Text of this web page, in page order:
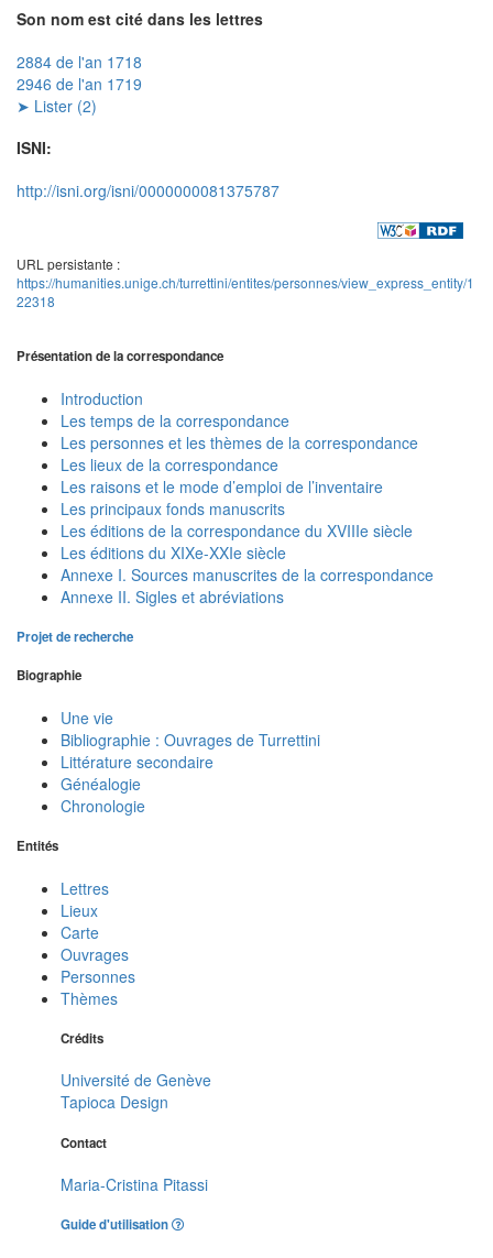
Son nom est cité dans les lettres
2884 de l'an 1718
2946 de l'an 1719
➤ Lister (2)
ISNI:
http://isni.org/isni/0000000081375787
URL persistante :
https://humanities.unige.ch/turrettini/entites/personnes/view_express_entity/1
22318
Présentation de la correspondance
Introduction
Les temps de la correspondance
Les personnes et les thèmes de la correspondance
Les lieux de la correspondance
Les raisons et le mode d’emploi de l’inventaire
Les principaux fonds manuscrits
Les éditions de la correspondance du XVIIIe siècle
Les éditions du XIXe-XXIe siècle
Annexe I. Sources manuscrites de la correspondance
Annexe II. Sigles et abréviations
Projet de recherche
Biographie
Une vie
Bibliographie : Ouvrages de Turrettini
Littérature secondaire
Généalogie
Chronologie
Entités
Lettres
Lieux
Carte
Ouvrages
Personnes
Thèmes
Crédits
Université de Genève
Tapioca Design
Contact
Maria-Cristina Pitassi
Guide d'utilisation